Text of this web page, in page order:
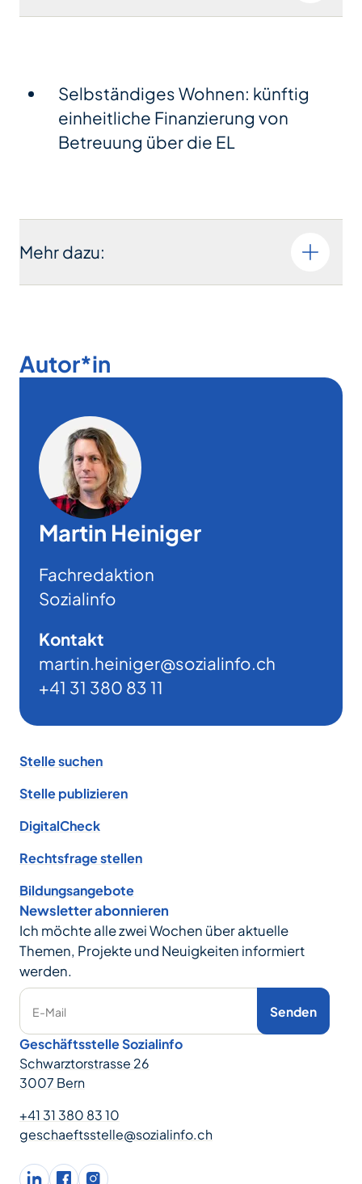
Selbständiges Wohnen: künftig
einheitliche Finanzierung von
Betreuung über die EL
Mehr dazu:
Autor*in
Martin Heiniger
Fachredaktion
Sozialinfo
Kontakt
martin.heiniger@sozialinfo.ch
+41 31 380 83 11
Stelle suchen
Stelle publizieren
DigitalCheck
Rechtsfrage stellen
Bildungsangebote
Newsletter abonnieren
Ich möchte alle zwei Wochen über aktuelle
Themen, Projekte und Neuigkeiten informiert
werden.
E-Mail Senden
Geschäftsstelle Sozialinfo
Schwarztorstrasse 26
3007 Bern
+41 31 380 83 10
geschaeftsstelle@sozialinfo.ch